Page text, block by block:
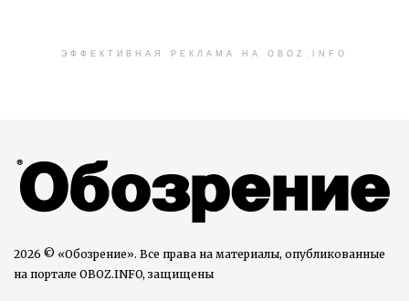
ЭФФЕКТИВНАЯ РЕКЛАМА НА OBOZ.INFO
2026 © «Обозрение». Все права на материалы, опубликованные
на портале OBOZ.INFO, защищены